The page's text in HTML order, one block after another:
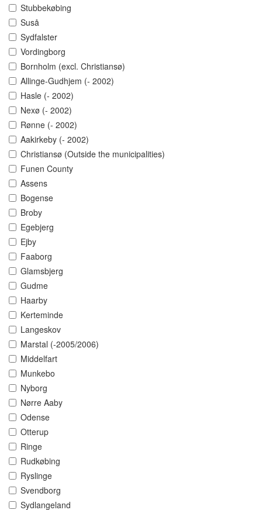
Stubbekøbing
Suså
Sydfalster
Vordingborg
Bornholm (excl. Christiansø)
Allinge-Gudhjem (- 2002)
Hasle (- 2002)
Nexø (- 2002)
Rønne (- 2002)
Aakirkeby (- 2002)
Christiansø (Outside the municipalities)
Funen County
Assens
Bogense
Broby
Egebjerg
Ejby
Faaborg
Glamsbjerg
Gudme
Haarby
Kerteminde
Langeskov
Marstal (-2005/2006)
Middelfart
Munkebo
Nyborg
Nørre Aaby
Odense
Otterup
Ringe
Rudkøbing
Ryslinge
Svendborg
Sydlangeland